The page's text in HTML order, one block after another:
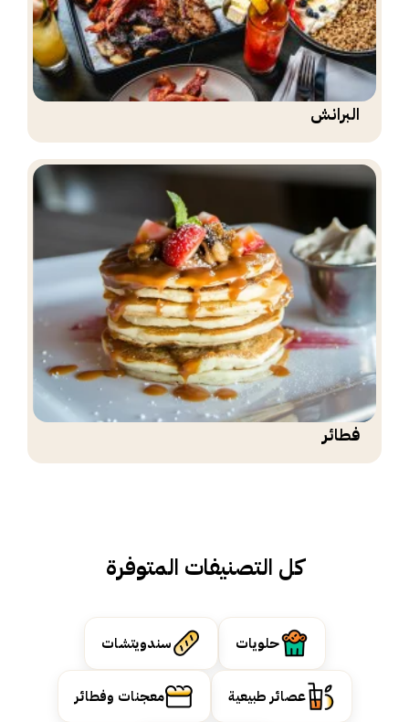
البرانش
فطائر
كل التصنيفات المتوفرة
حلويات سندويتشات
عصائر طبيعية معجنات وفطائر